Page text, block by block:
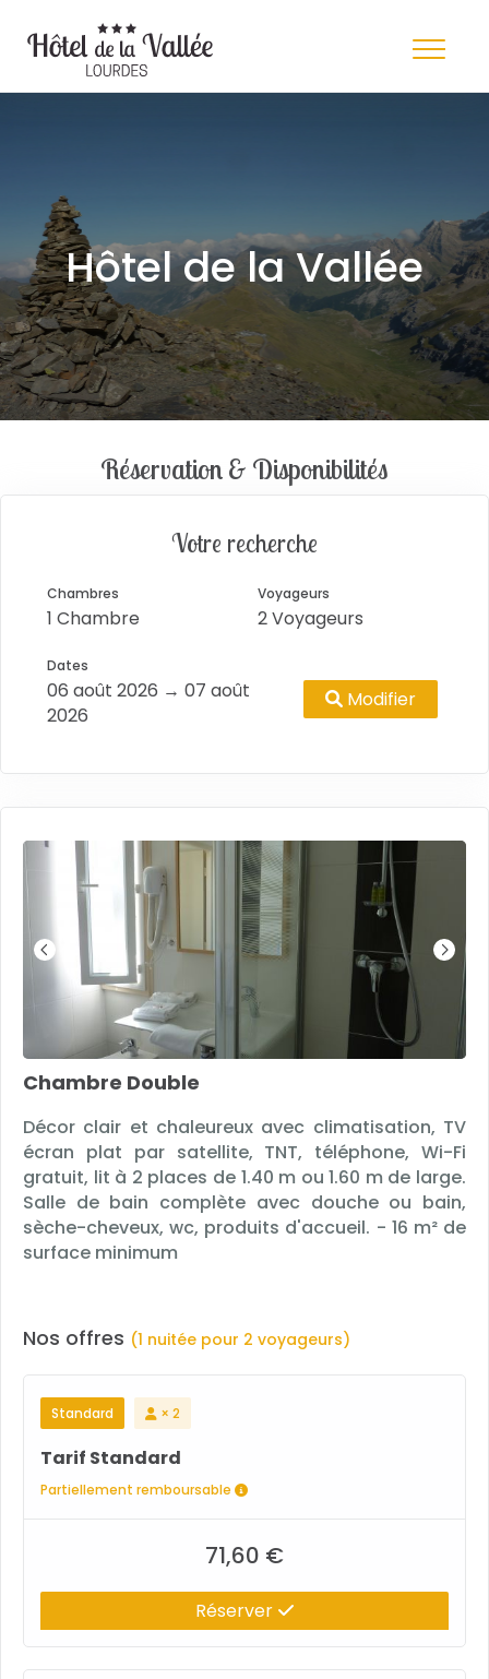
Hôtel de la Vallée
Réservation & Disponibilités
Votre recherche
Chambres
1 Chambre
Voyageurs
2 Voyageurs
Dates
06 août 2026 → 07 août
2026
Modifier
Chambre Double
Décor clair et chaleureux avec climatisation, TV
écran plat par satellite, TNT, téléphone, Wi-Fi
gratuit, lit à 2 places de 1.40 m ou 1.60 m de large.
Salle de bain complète avec douche ou bain,
sèche-cheveux, wc, produits d'accueil. - 16 m² de
surface minimum
Nos offres (1 nuitée pour 2 voyageurs)
Standard × 2
Tarif Standard
Partiellement remboursable
71,60 €
Réserver